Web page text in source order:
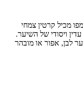
מכיל קרטין צמחי
ויסודי של השיער.
לבן, אפור או מובהר